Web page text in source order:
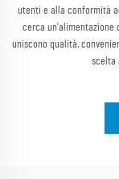
utenti e alla conformità
cerca un'alimentazione
uniscono qualità,
scelta